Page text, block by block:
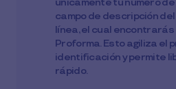
únicamente tu número de
campo de descripción
línea, el cual
Proforma. Esto agiliza el
identificación y permite
rápido.